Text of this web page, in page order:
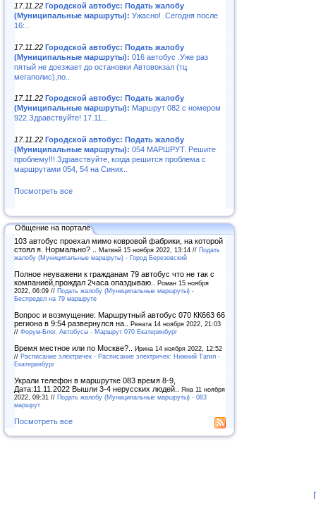
17.11.22 Городской автобус: Подать жалобу
(Муниципальные маршруты): Ужасно! .Сегодня после
16:..
17.11.22 Городской автобус: Подать жалобу
(Муниципальные маршруты): 016 автобус .Уже раз
пятый не доезжает до остановки Автовокзал (тц
мегаполис),по..
17.11.22 Городской автобус: Подать жалобу
(Муниципальные маршруты): Маршрут 082 с номером
922.Здравствуйте! 17.11...
17.11.22 Городской автобус: Подать жалобу
(Муниципальные маршруты): 054 МАРШРУТ. Решите
проблему!!!.Здравствуйте, когда решится проблема с
маршрутами 054, 54 на Синих..
Посмотреть все
Общение на портале
103 автобус проехал мимо ковровой фабрики, на которой
стоял я. Нормально? .. Матвнй 15 ноября 2022, 13:14 // Подать
жалобу (Муниципальные маршруты) - Город Березовский
Полное неуважени к гражданам 79 автобус что не так с
компанией,прождал 2часа опаздываю.. Роман 15 ноября
2022, 06:09 // Подать жалобу (Муниципальные маршруты) -
Беспредел на 79 маршруте
Вопрос и возмущение: Маршрутный автобус 070 КК663 66
региона в 9:54 развернулся на.. Рената 14 ноября 2022, 21:03
// Форум-Блог. Автобусы - Маршрут 070 Екатеринбург
Время местное или по Москве?.. Ирина 14 ноября 2022, 12:52
// Расписание электричек - Расписание электричек: Нижний Тагил -
Екатеринбург
Украли телефон в маршрутке 083 время 8-9,
Дата:11.11.2022 Вышли 3-4 нерусских людей.. Яна 11 ноября
2022, 09:31 // Подать жалобу (Муниципальные маршруты) - 083
маршрут
Посмотреть все